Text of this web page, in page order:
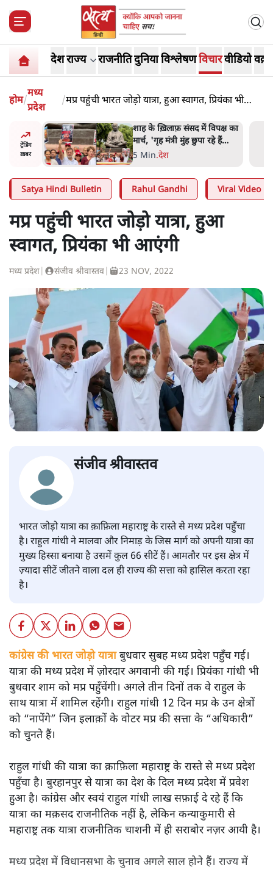
देशराज्य राजनीतिदुनियाविश्लेषणविचारवीडियो
होम/
मध्य
प्रदेश
/मप्र पहुंची भारत जोड़ो यात्रा, हुआ स्वागत, प्रियंका भी
ट्रेंडिंग
ख़बर
पर
शाह के ख़िलाफ़ संसद में विपक्ष का
मार्च, 'गृह मंत्री मुंह छुपा रहे हैं
क्योंकि वो छात्रों के गुनहगार हैं'
5 Min.देश
Satya Hindi Bulletin Rahul Gandhi Viral Video
मप्र पहुंची भारत जोड़ो यात्रा, हुआ
स्वागत, प्रियंका भी आएंगी
मध्य प्रदेश संजीव श्रीवास्तव 23 NOV, 2022
संजीव श्रीवास्तव
भारत जोड़ो यात्रा का क़ाफ़िला महाराष्ट्र के रास्ते से मध्य प्रदेश पहुँचा
है। राहुल गांधी ने मालवा और निमाड़ के जिस मार्ग को अपनी यात्रा का
मुख्य हिस्सा बनाया है उसमें कुल 66 सीटें हैं। आमतौर पर इस क्षेत्र में
ज़्यादा सीटें जीतने वाला दल ही राज्य की सत्ता को हासिल करता रहा
है।
कांग्रेस की भारत जोड़ो यात्राबुधवार सुबह मध्य प्रदेश पहुँच गई।
यात्रा की मध्य प्रदेश में ज़ोरदार अगवानी की गई। प्रियंका गांधी भी
बुधवार शाम को मप्र पहुँचेंगी। अगले तीन दिनों तक वे राहुल के
साथ यात्रा में शामिल रहेंगी। राहुल गांधी 12 दिन मप्र के उन क्षेत्रों
को “नापेंगे” जिन इलाक़ों के वोटर मप्र की सत्ता के “अधिकारी”
को चुनते हैं।
राहुल गांधी की यात्रा का क़ाफ़िला महाराष्ट्र के रास्ते से मध्य प्रदेश
पहुँचा है। बुरहानपुर से यात्रा का देश के दिल मध्य प्रदेश में प्रवेश
हुआ है। कांग्रेस और स्वयं राहुल गांधी लाख सफ़ाई दे रहे हैं कि
यात्रा का मक़सद राजनीतिक नहीं है, लेकिन कन्याकुमारी से
महाराष्ट्र तक यात्रा राजनीतिक चाशनी में ही सराबोर नज़र आयी है।
मध्य प्रदेश में विधानसभा के चुनाव अगले साल होने हैं। राज्य में